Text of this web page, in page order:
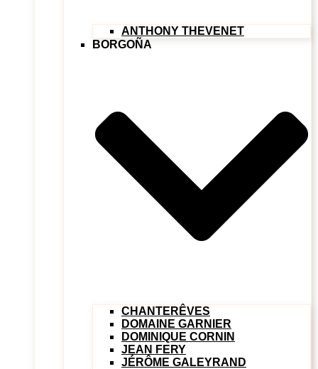
ANTHONY THEVENET
BORGOÑA
CHANTERÊVES
DOMAINE GARNIER
DOMINIQUE CORNIN
JEAN FERY
JÉRÔME GALEYRAND